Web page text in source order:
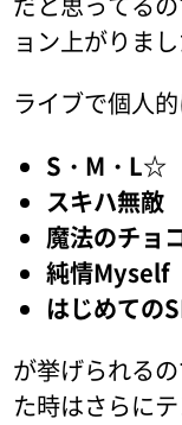
ョン上がりま
ライブで個人
S・M・L☆
スキハ無敵
魔法のチョ
純情Myself
はじめての
が挙げられる
た時はさらに